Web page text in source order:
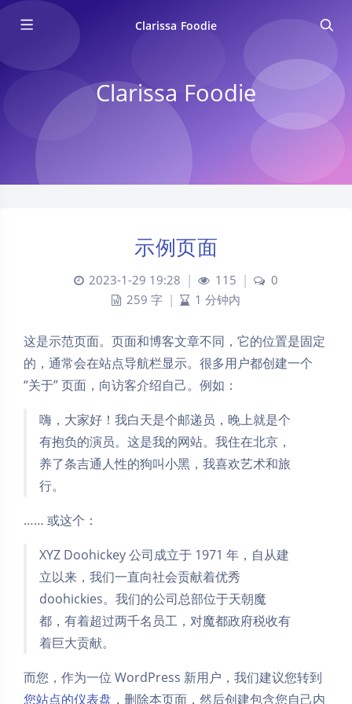
Clarissa Foodie
Clarissa Foodie
夜间模式
示例页面
2023-1-29 19:28 | 115 |
0
259 字 | 1 分钟内
这是示范页面。页面和博客文章不同，它的位置是固定
的，通常会在站点导航栏显示。很多用户都创建一个
“关于” 页面，向访客介绍自己。例如：
嗨，大家好！我白天是个邮递员，晚上就是个
有抱负的演员。这是我的网站。我住在北京，
养了条吉通人性的狗叫小黑，我喜欢艺术和旅
行。
…… 或这个：
XYZ Doohickey 公司成立于 1971 年，自从建
立以来，我们一直向社会贡献着优秀
doohickies。我们的公司总部位于天朝魔
都，有着超过两千名员工，对魔都政府税收有
着巨大贡献。
而您，作为一位 WordPress 新用户，我们建议您转到
您站点的仪表盘 ，删除本页面，然后创建包含您自己内